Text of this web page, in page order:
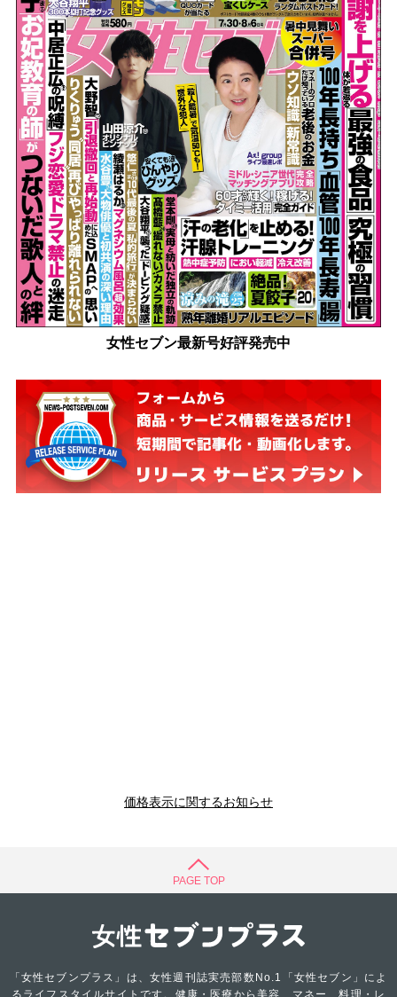
女性セブン最新号好評発売中
価格表示に関するお知らせ
PAGE TOP
「女性セブンプラス」は、女性週刊誌実売部数No.1「女性セブン」によ